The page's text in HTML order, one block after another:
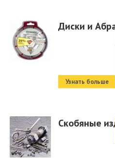
Диски и
Узнать больше
Скобяные